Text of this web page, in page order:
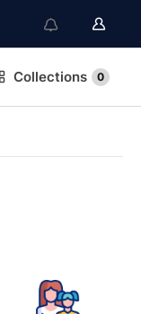
Collections 0